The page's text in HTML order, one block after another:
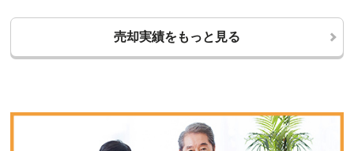
売却実績をもっと見る